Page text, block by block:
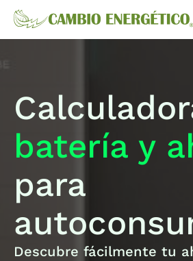
batería y
para
Descubre fácilmente tu